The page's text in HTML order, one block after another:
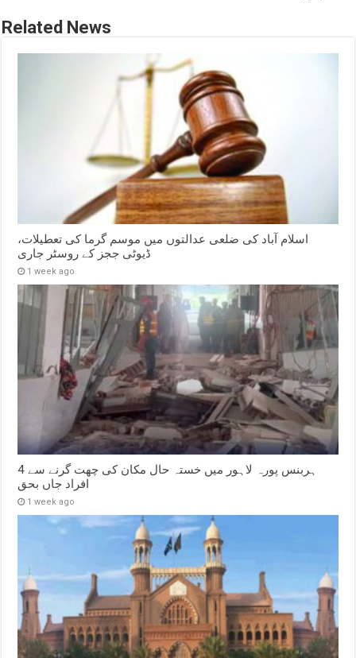
Related News
اسلام آباد کی ضلعی عدالتوں میں موسم گرما کی تعطیلات،
ڈیوٹی ججز کے روسٹر جاری
1 week ago
ہربنس پورہ لاہور میں خستہ حال مکان کی چھت گرنے سے 4
افراد جاں بحق
1 week ago